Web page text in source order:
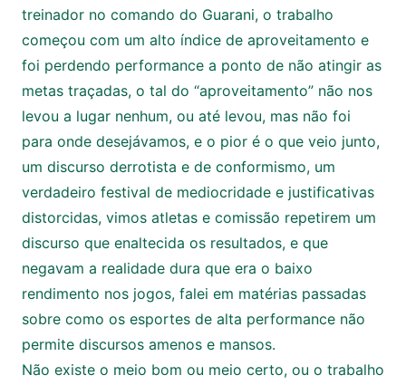
treinador no comando do Guarani, o trabalho
começou com um alto índice de aproveitamento e
foi perdendo performance a ponto de não atingir as
metas traçadas, o tal do “aproveitamento” não nos
levou a lugar nenhum, ou até levou, mas não foi
para onde desejávamos, e o pior é o que veio junto,
um discurso derrotista e de conformismo, um
verdadeiro festival de mediocridade e justificativas
distorcidas, vimos atletas e comissão repetirem um
discurso que enaltecida os resultados, e que
negavam a realidade dura que era o baixo
rendimento nos jogos, falei em matérias passadas
sobre como os esportes de alta performance não
permite discursos amenos e mansos.
Não existe o meio bom ou meio certo, ou o trabalho